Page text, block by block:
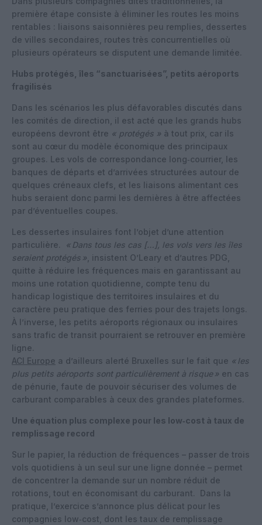
première étape consiste à éliminer les routes les moins
rentables : liaisons saisonnières peu remplies, dessertes
de villes secondaires, routes très concurrentielles où
plusieurs opérateurs se disputent une demande limitée.
Hubs protégés, îles “sanctuarisées”, petits aéroports
fragilisés
Dans les scénarios les plus défavorables discutés dans
les comités de direction, il est acté que les grands hubs
européens devront être « protégés » à tout prix, car ils
sont au cœur du modèle économique des principaux
groupes. Les vols de correspondance long‑courrier, les
banques de départs et d’arrivées structurées autour de
quelques créneaux clefs, et les liaisons alimentant ces
hubs seraient donc parmi les dernières à être affectées
par d’éventuelles coupes.
Les dessertes insulaires font l’objet d’une attention
particulière.
« Dans tous les cas […], les vols vers les îles
seraient protégés » , insistent O’Leary et d’autres PDG,
quitte à réduire les fréquences mais en garantissant au
moins une rotation quotidienne, compte tenu du
handicap logistique des territoires insulaires et du
caractère peu pratique des ferries pour des trajets longs.
À l’inverse, les petits aéroports régionaux ou insulaires
sans trafic de transit pourraient se retrouver en première
ligne.
ACI Europe a d’ailleurs alerté Bruxelles sur le fait que « les
plus petits aéroports sont particulièrement à risque » en cas
de pénurie, faute de pouvoir sécuriser des volumes de
carburant comparables à ceux des grandes plateformes.
Une équation plus complexe pour les low‑cost à taux de
remplissage record
Sur le papier, la réduction de fréquences – passer de trois
vols quotidiens à un seul sur une ligne donnée – permet
de concentrer la demande sur un nombre réduit de
rotations, tout en économisant du carburant.
Dans la
pratique, l’exercice s’annonce plus délicat pour les
compagnies low‑cost, dont les taux de remplissage